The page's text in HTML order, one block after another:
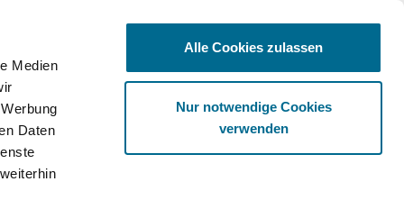
Medien
Daten
Alle Cookies zulassen
Nur notwendige Cookies
verwenden